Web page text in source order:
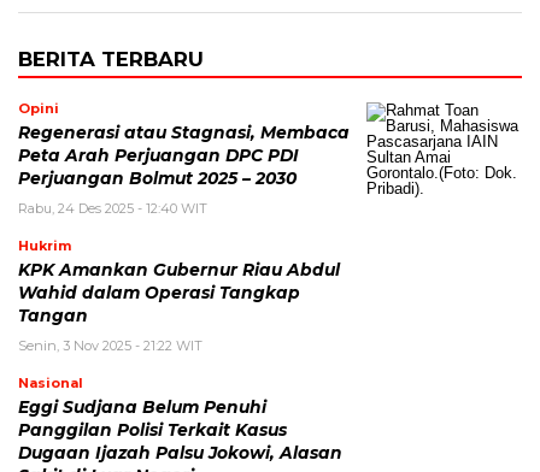
BERITA TERBARU
Opini
Regenerasi atau Stagnasi, Membaca
Peta Arah Perjuangan DPC PDI
Perjuangan Bolmut 2025 – 2030
Rabu, 24 Des 2025 - 12:40 WIT
Hukrim
KPK Amankan Gubernur Riau Abdul
Wahid dalam Operasi Tangkap
Tangan
Senin, 3 Nov 2025 - 21:22 WIT
Nasional
Eggi Sudjana Belum Penuhi
Panggilan Polisi Terkait Kasus
Dugaan Ijazah Palsu Jokowi, Alasan